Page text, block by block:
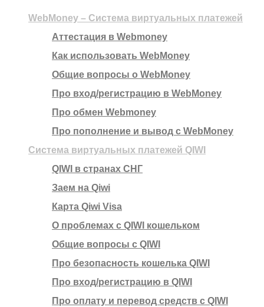
WebMoney – Система виртуальных платежей
Аттестация в Webmoney
Как использовать WebMoney
Общие вопросы о WebMoney
Про вход/регистрацию в WebMoney
Про обмен Webmoney
Про пополнение и вывод с WebMoney
Система виртуальных платежей QIWI
QIWI в странах СНГ
Заем на Qiwi
Карта Qiwi Visa
О проблемах с QIWI кошельком
Общие вопросы с QIWI
Про безопасность кошелька QIWI
Про вход/регистрацию в QIWI
Про оплату и перевод средств c QIWI